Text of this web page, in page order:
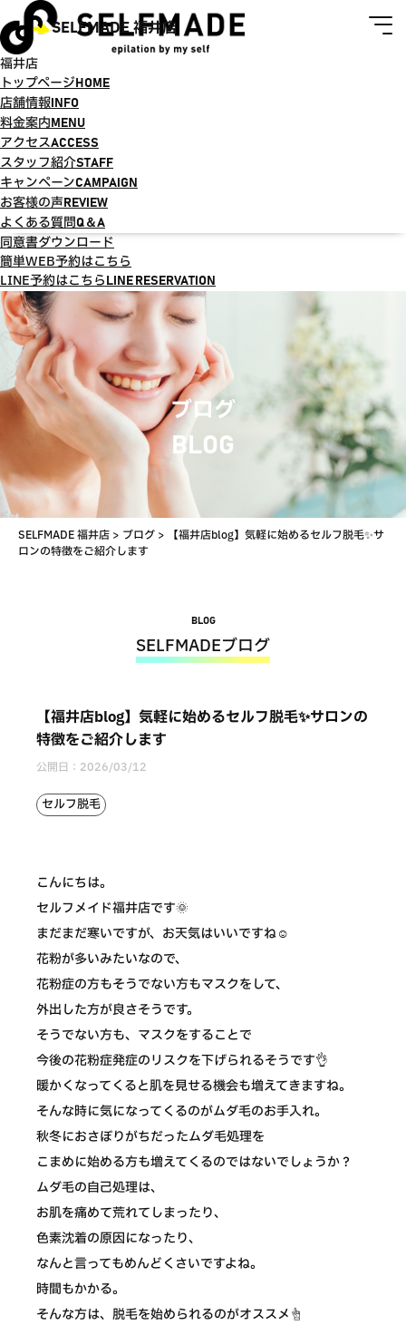
SELFMADE 福井店
福井店
トップページ HOME
店舗情報 INFO
料金案内 MENU
アクセスACCESS
スタッフ紹介STAFF
キャンペーンCAMPAIGN
お客様の声 REVIEW
よくある質問Q＆A
同意書ダウンロード
簡単WEB予約はこちら
LINE予約はこちら LINE RESERVATION
ブログ
BLOG
SELFMADE 福井店 > ブログ >
【福井店blog】気軽に始めるセルフ脱毛✨サ
ロンの特徴をご紹介します
BLOG
SELFMADEブログ
【福井店blog】気軽に始めるセルフ脱毛✨サロンの
特徴をご紹介します
公開日： 2026/03/12
セルフ脱毛
こんにちは。
セルフメイド福井店です🌞
まだまだ寒いですが、お天気はいいですね☺️
花粉が多いみたいなので、
花粉症の方もそうでない方もマスクをして、
外出した方が良さそうです。
そうでない方も、マスクをすることで
今後の花粉症発症のリスクを下げられるそうです👌
暖かくなってくると肌を見せる機会も増えてきますね。
そんな時に気になってくるのがムダ毛のお手入れ。
秋冬におさぼりがちだったムダ毛処理を
こまめに始める方も増えてくるのではないでしょうか？
ムダ毛の自己処理は、
お肌を痛めて荒れてしまったり、
色素沈着の原因になったり、
なんと言ってもめんどくさいですよね。
時間もかかる。
そんな方は、脱毛を始められるのがオススメ☝️